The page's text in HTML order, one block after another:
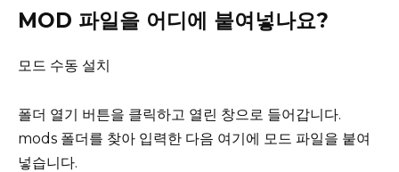
MOD 파일을 어디에 붙여넣나요?
모드 수동 설치
폴더 열기 버튼을 클릭하고 열린 창으로 들어갑니다.
mods 폴더를 찾아 입력한 다음 여기에 모드 파일을 붙여
넣습니다.